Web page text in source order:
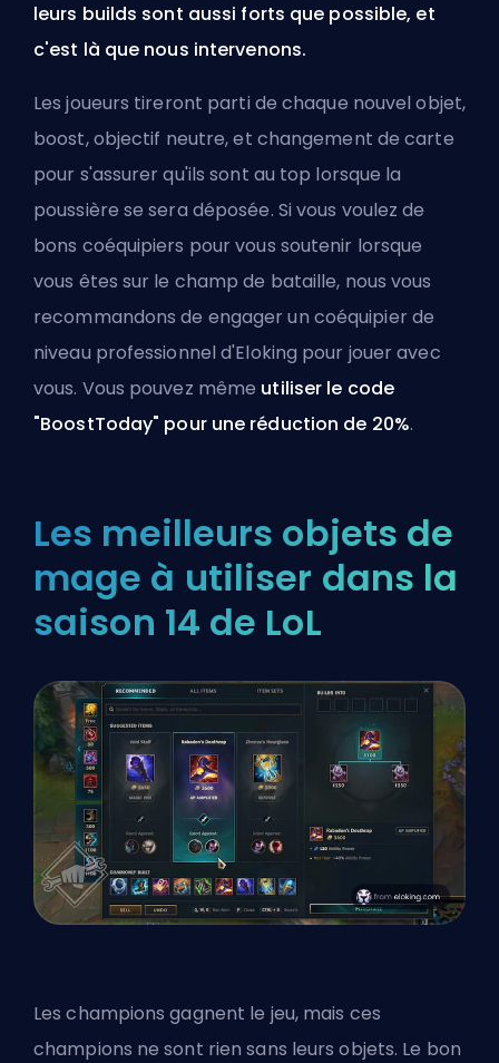
leurs builds sont aussi forts que possible, et
c'est là que nous intervenons.
Les joueurs tireront parti de chaque nouvel objet,
boost, objectif neutre, et changement de carte
pour s'assurer qu'ils sont au top lorsque la
poussière se sera déposée. Si vous voulez de
bons coéquipiers pour vous soutenir lorsque
vous êtes sur le champ de bataille, nous vous
recommandons de engager un coéquipier de
niveau professionnel d'Eloking pour jouer avec
vous. Vous pouvez même utiliser le code
"BoostToday" pour une réduction de 20%.
Les meilleurs objets de
mage à utiliser dans la
saison 14 de LoL
Les champions gagnent le jeu, mais ces
champions ne sont rien sans leurs objets. Le bon